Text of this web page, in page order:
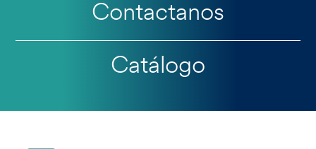
Contactanos
Catálogo